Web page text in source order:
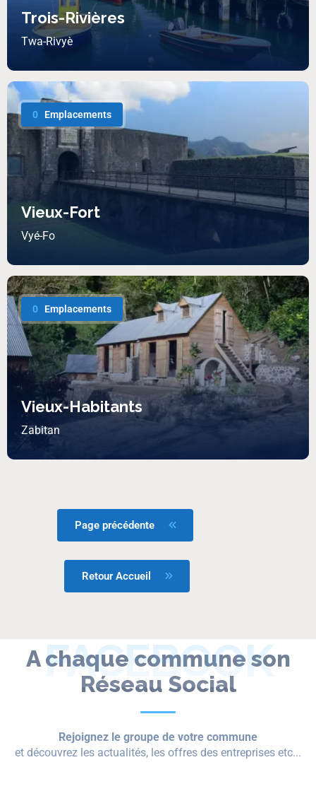
Trois-Rivières
Twa-Rivyè
0 Emplacements
Vieux-Fort
Vyé-Fo
0 Emplacements
Vieux-Habitants
Zabitan
Page précédente
Retour Accueil
A chaque commune son
Réseau Social
FACEBOOK
Rejoignez le groupe de votre commune
et découvrez les actualités, les offres des entreprises etc...